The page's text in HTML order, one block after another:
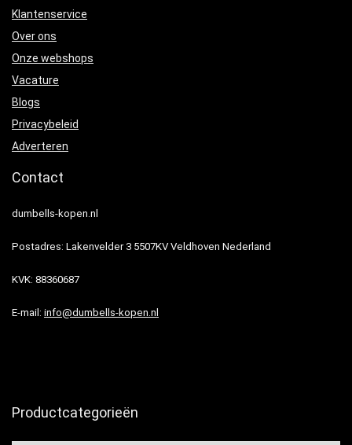
Klantenservice
Over ons
Onze webshops
Vacature
Blogs
Privacybeleid
Adverteren
Contact
dumbells-kopen.nl
Postadres: Lakenvelder 3 5507KV Veldhoven Nederland
KVK: 88360687
E-mail: info@dumbells-kopen.nl
Productcategorieën